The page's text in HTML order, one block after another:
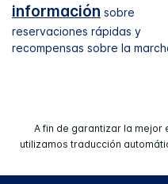
información sobre
reservaciones rápidas y
recompensas sobre la
A fin de garantizar la mejor
utilizamos traducción